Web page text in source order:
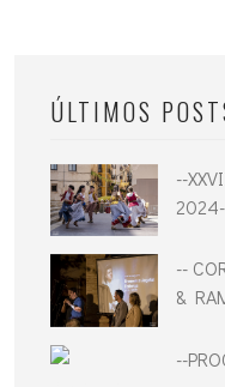
ÚLTIMOS
--
--
&
--